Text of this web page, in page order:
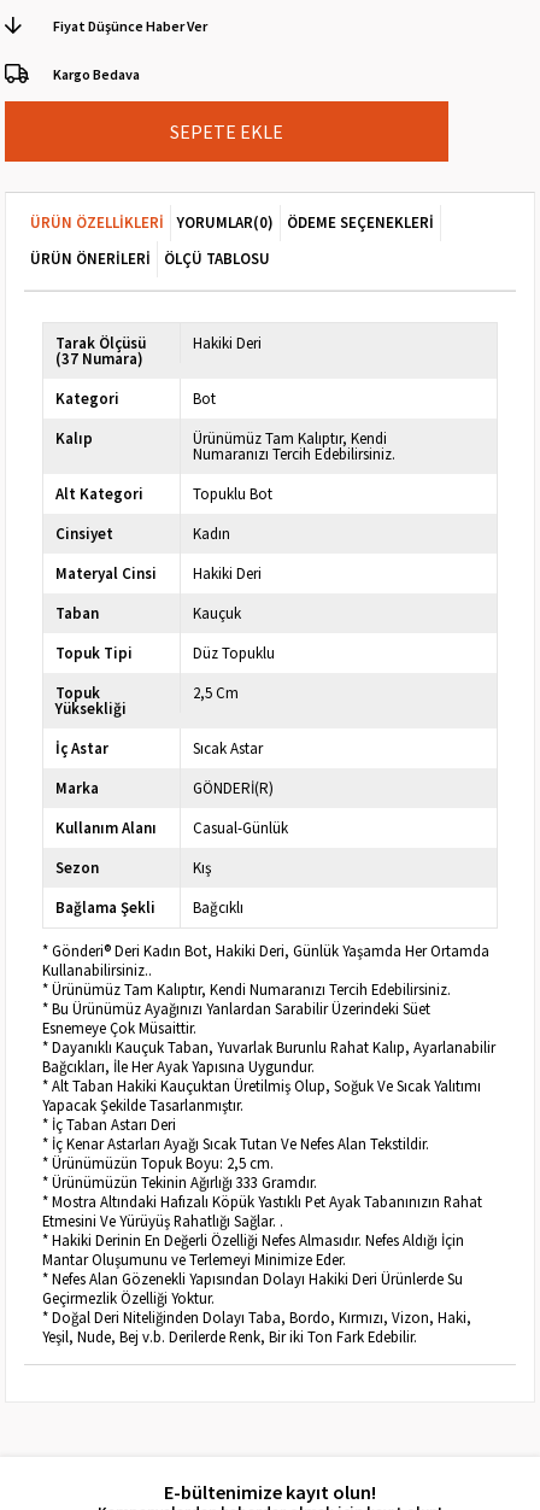
Fiyat Düşünce Haber Ver
Kargo Bedava
ÜRÜN ÖZELLIKLERI YORUMLAR(0)
ÖDEME SEÇENEKLERI
ÜRÜN ÖNERILERI
ÖLÇÜ TABLOSU
Tarak Ölçüsü
(37 Numara)
Hakiki Deri
Kategori
Bot
Kalıp
Ürünümüz Tam Kalıptır, Kendi
Numaranızı Tercih Edebilirsiniz.
Alt Kategori
Topuklu Bot
Cinsiyet
Kadın
Materyal Cinsi
Hakiki Deri
Taban
Kauçuk
Topuk Tipi
Düz Topuklu
Topuk
Yüksekliği
2,5 Cm
İç Astar
Sıcak Astar
Marka
GÖNDERİ(R)
Kullanım Alanı
Casual-Günlük
Sezon
Kış
Bağlama Şekli
Bağcıklı
* Gönderi® Deri Kadın Bot, Hakiki Deri, Günlük Yaşamda Her Ortamda
Kullanabilirsiniz..
* Ürünümüz Tam Kalıptır, Kendi Numaranızı Tercih Edebilirsiniz.
* Bu Ürünümüz Ayağınızı Yanlardan Sarabilir Üzerindeki Süet
Esnemeye Çok Müsaittir.
* Dayanıklı Kauçuk Taban, Yuvarlak Burunlu Rahat Kalıp, Ayarlanabilir
Bağcıkları, İle Her Ayak Yapısına Uygundur.
* Alt Taban Hakiki Kauçuktan Üretilmiş Olup, Soğuk Ve Sıcak Yalıtımı
Yapacak Şekilde Tasarlanmıştır.
* İç Taban Astarı Deri
* İç Kenar Astarları Ayağı Sıcak Tutan Ve Nefes Alan Tekstildir.
* Ürünümüzün Topuk Boyu: 2,5 cm.
* Ürünümüzün Tekinin Ağırlığı 333 Gramdır.
* Mostra Altındaki Hafızalı Köpük Yastıklı Pet Ayak Tabanınızın Rahat
Etmesini Ve Yürüyüş Rahatlığı Sağlar. .
* Hakiki Derinin En Değerli Özelliği Nefes Almasıdır. Nefes Aldığı İçin
Mantar Oluşumunu ve Terlemeyi Minimize Eder.
* Nefes Alan Gözenekli Yapısından Dolayı Hakiki Deri Ürünlerde Su
Geçirmezlik Özelliği Yoktur.
* Doğal Deri Niteliğinden Dolayı Taba, Bordo, Kırmızı, Vizon, Haki,
Yeşil, Nude, Bej v.b. Derilerde Renk, Bir iki Ton Fark Edebilir.
E-bültenimize kayıt olun!